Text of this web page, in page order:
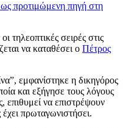
προτιμώμενη πηγή στη
τηλεοπτικές σειρές στις
να καταθέσει ο Πέτρος
εμφανίστηκε η δικηγόρος
και εξήγησε τους λόγους
επιθυμεί να επιστρέψουν
έχει πρωταγωνιστήσει.